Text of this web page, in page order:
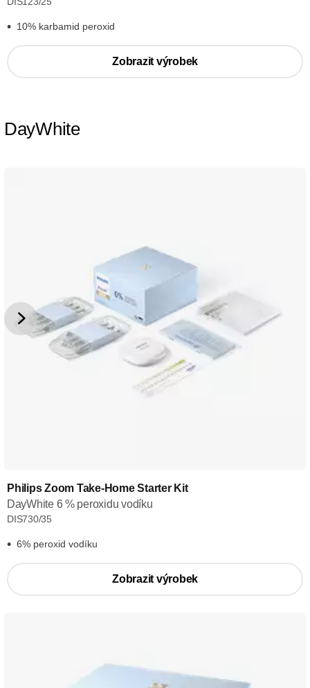
10% karbamid peroxid
Zobrazit výrobek
DayWhite
Philips Zoom Take-Home Starter Kit
DayWhite 6 % peroxidu vodíku
DIS730/35
6% peroxid vodíku
Zobrazit výrobek